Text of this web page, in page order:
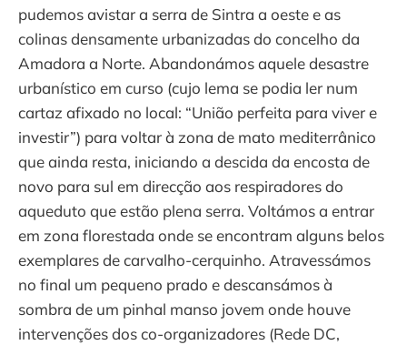
pudemos avistar a serra de Sintra a oeste e as
colinas densamente urbanizadas do concelho da
Amadora a Norte. Abandonámos aquele desastre
urbanístico em curso (cujo lema se podia ler num
cartaz afixado no local: “União perfeita para viver e
investir”) para voltar à zona de mato mediterrânico
que ainda resta, iniciando a descida da encosta de
novo para sul em direcção aos respiradores do
aqueduto que estão plena serra. Voltámos a entrar
em zona florestada onde se encontram alguns belos
exemplares de carvalho-cerquinho. Atravessámos
no final um pequeno prado e descansámos à
sombra de um pinhal manso jovem onde houve
intervenções dos co-organizadores (Rede DC,